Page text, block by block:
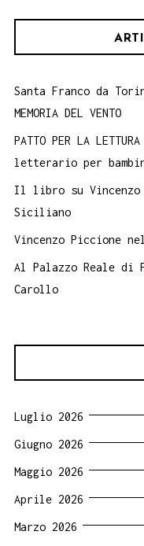
Santa Franco da Torino
MEMORIA DEL VENTO
PATTO PER LA
letterario per
Il libro su Vincenzo
Siciliano
Vincenzo Piccione
Al Palazzo Reale di
Carollo
Luglio 2026
Giugno 2026
Maggio 2026
Aprile 2026
Marzo 2026